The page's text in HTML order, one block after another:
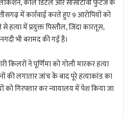
कॉल डिटेल और सीसीटीवी फुटेज के
में कार्रवाई करते हुए 9 आरोपियों को
हत्या में प्रयुक्त पिस्तौल, जिंदा कारतूस,
भी बरामद की गई है।
ने पूर्णिमा को गोली मारकर हत्या
की लगातार जांच के बाद पूरे हत्याकांड का
को गिरफ्तार कर न्यायालय में पेश किया जा